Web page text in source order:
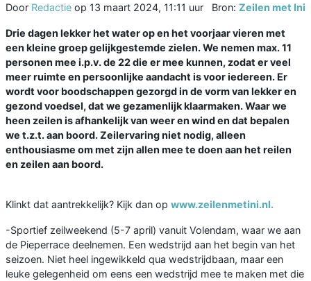
Door Redactie op 13 maart 2024, 11:11 uur Bron: Zeilen met Ini
Drie dagen lekker het water op en het voorjaar vieren met
een kleine groep gelijkgestemde zielen. We nemen max. 11
personen mee i.p.v. de 22 die er mee kunnen, zodat er veel
meer ruimte en persoonlijke aandacht is voor iedereen. Er
wordt voor boodschappen gezorgd in de vorm van lekker en
gezond voedsel, dat we gezamenlijk klaarmaken. Waar we
heen zeilen is afhankelijk van weer en wind en dat bepalen
we t.z.t. aan boord. Zeilervaring niet nodig, alleen
enthousiasme om met zijn allen mee te doen aan het reilen
en zeilen aan boord.
Klinkt dat aantrekkelijk? Kijk dan op www.zeilenmetini.nl.
-Sportief zeilweekend (5-7 april) vanuit Volendam, waar we aan
de Pieperrace deelnemen. Een wedstrijd aan het begin van het
seizoen. Niet heel ingewikkeld qua wedstrijdbaan, maar een
leuke gelegenheid om eens een wedstrijd mee te maken met die